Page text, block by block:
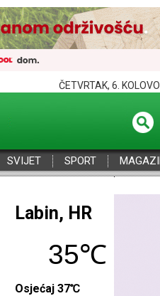
ČETVRTAK, 6.
SVIJET SPORT
Poreč, HR
35℃
Osjećaj 39℃